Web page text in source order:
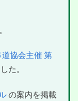
協会主催 第
た。
の案内を掲載